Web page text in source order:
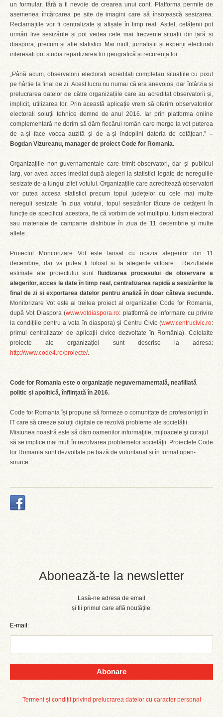
Abonează-te la newsletter
Lasă-ne adresa de email
și fii primul care află noutățile.
E-mail:
Abonare
Termeni și condiții privind prelucrarea datelor cu caracter personal
un formular, fără a fi nevoie de crearea unui cont. Platforma permite de
asemenea încărcarea pe site de imagini care să însoțească sesizarea.
Reclamațiile vor fi centralizate și afișate în timp real. Astfel, cetățenii pot
urmări live sesizările și pot vedea cele mai frecvente situații din țară și
diaspora, precum și alte statistici. Mai mult, jurnaliștii și experții electorali
interesați pot studia repartizarea lor geografică și recurența lor.
„Până acum, observatorii electorali acreditați completau situațiile cu pixul
pe hârtie la final de zi. Acest lucru nu numai că era anevoios, dar întârzia și
prelucrarea datelor de către organizațiile care au acreditat observatorii și,
implicit, utilizarea lor. Prin această aplicație vrem să oferim observatorilor
electorali soluții tehnice demne de anul 2016. Iar prin platforma online
complementară ne dorim să dăm fiecărui român care merge la vot puterea
de a-și face vocea auzită și de a-și îndeplini datoria de cetățean.” –
Bogdan Vizureanu, manager de proiect Code for Romania.
Organizațiile non-guvernamentale care trimit observatori, dar și publicul
larg, vor avea acces imediat după alegeri la statistici legate de neregulile
sesizate de-a lungul zilei votului. Organizațiile care acreditează observatori
vor putea accesa statistici precum topul județelor cu cele mai multe
nereguli sesizate în ziua votului, topul sesizărilor făcute de cetățeni în
funcție de specificul acestora, fie că vorbim de vot multiplu, turism electoral
sau materiale de campanie distribuie în ziua de 11 decembrie și multe
altele.
Proiectul Monitorizare Vot este lansat cu ocazia alegerilor din 11
decembrie, dar va putea fi folosit și la alegerile viitoare. Rezultatele
estimate ale proiectului sunt fluidizarea procesului de observare a
alegerilor, acces la date în timp real, centralizarea rapidă a sesizărilor la
final de zi și exportarea datelor pentru analiză în doar câteva secunde.
Monitorizare Vot este al treilea proiect al organizației Code for Romania,
după Vot Diaspora (www.votdiaspora.ro: platformă de informare cu privire
la condițiile pentru a vota în diaspora) și Centru Civic (www.centrucivic.ro:
primul centralizator de aplicații civice dezvoltate în România). Celelalte
proiecte ale organizației sunt descrise la adresa:
http://www.code4.ro/proiecte/.
Code for Romania este o organizație neguvernamentală, neafiliată
politic și apolitică, înființată în 2016.
Code for Romania își propune să formeze o comunitate de profesioniști în
IT care să creeze soluții digitale ce rezolvă probleme ale societății.
Misiunea noastră este să dăm oamenilor informaţiile, mijloacele şi curajul
să se implice mai mult în rezolvarea problemelor societăţii. Proiectele Code
for Romania sunt dezvoltate pe bază de voluntariat și în format open-
source.